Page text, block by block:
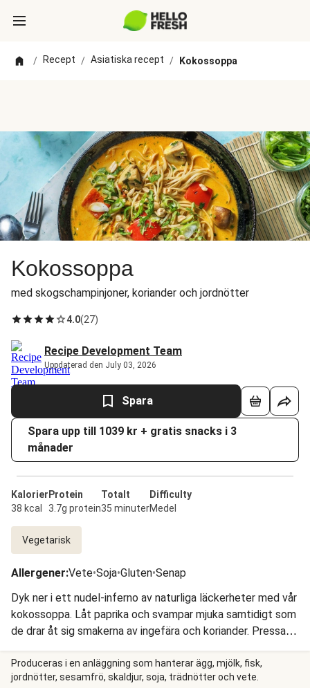
/ Recept / Asiatiska recept / Kokossoppa
Kokossoppa
med skogschampinjoner, koriander och jordnötter
4.0(27)
Recipe Development Team
Uppdaterad den July 03, 2026
Spara
Spara upp till 1039 kr + gratis snacks i 3
månader
Kalorier
38 kcal
Protein
3.7g protein
Totalt
35 minuter
Difficulty
Medel
Vegetarisk
Allergener:Vete•Soja•Gluten•Senap
Dyk ner i ett nudel-inferno av naturliga läckerheter med vår
kokossoppa. Låt paprika och svampar mjuka samtidigt som
de drar åt sig smakerna av ingefära och koriander. Pressa
över limejuice för att skapa kontrast och avsluta med
spröda jordnötskärnor.
Produceras i en anläggning som hanterar ägg, mjölk, fisk,
jordnötter, sesamfrö, skaldjur, soja, trädnötter och vete.